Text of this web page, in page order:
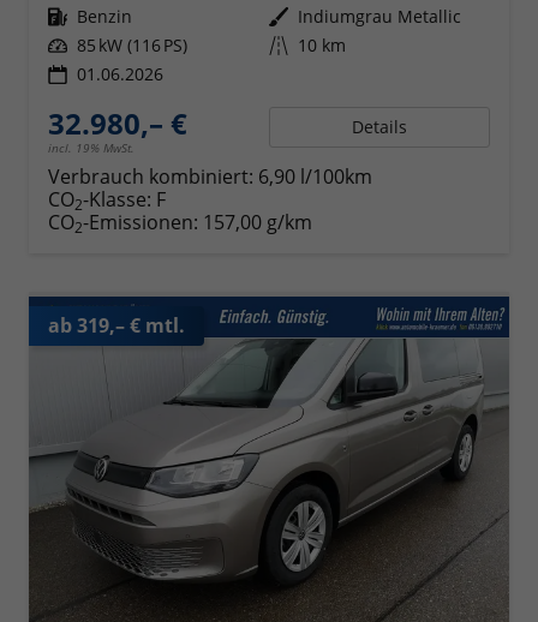
Kraftstoff Benzin Außenfarbe Indiumgrau Metallic
Leistung 85 kW (116 PS) Kilometerstand 10 km
01.06.2026
32.980,– €
incl. 19% MwSt.
Details
Verbrauch kombiniert: 6,90 l/100km
CO2-Klasse: F
CO2-Emissionen: 157,00 g/km
ab 319,– € mtl.